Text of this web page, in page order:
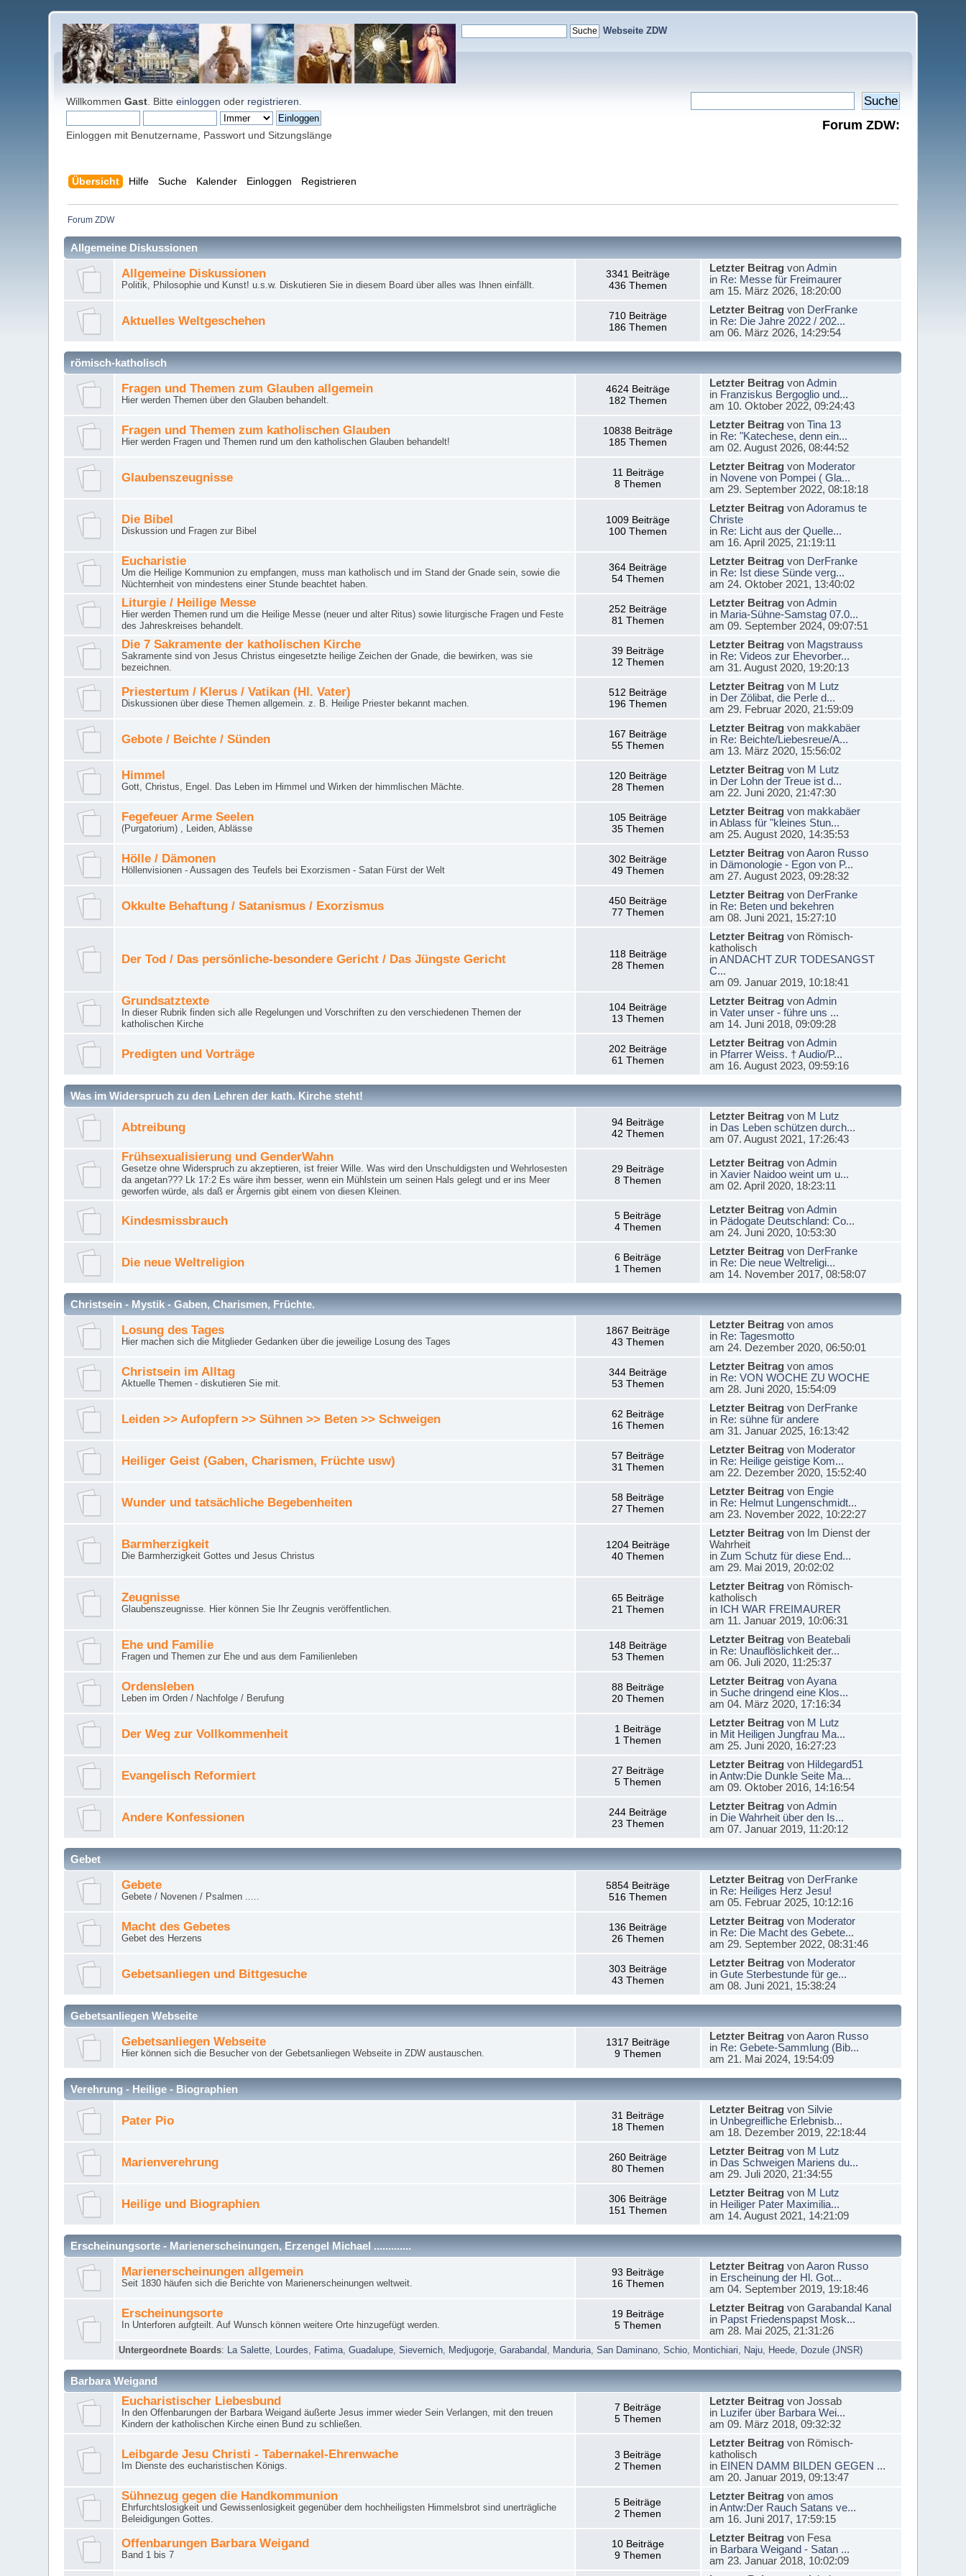
Webseite ZDW
WillkommenGast . Bitteeinloggen oder registrieren
Einloggen mit Benutzername, Passwort und Sitzungslänge
Forum ZDW:
Übersicht Hilfe Suche Kalender Einloggen Registrieren
Forum ZDW
Allgemeine Diskussionen
Allgemeine Diskussionen
Politik, Philosophie und Kunst! u.s.w. Diskutieren Sie in diesem Board über alles was Ihnen einfällt.
3341 Beiträge
436 Themen
Letzter BeitragvonAdmin
in Re: Messe für Freimaurer
am 15. März 2026, 18:20:00
Aktuelles Weltgeschehen
710 Beiträge
186 Themen
Letzter Beitragvon DerFranke
in Re: Die Jahre 2022 / 202...
am 06. März 2026, 14:29:54
römisch-katholisch
Fragen und Themen zum Glauben allgemein
Hier werden Themen über den Glauben behandelt.
4624 Beiträge
182 Themen
Letzter BeitragvonAdmin
in Franziskus Bergoglio und...
am 10. Oktober 2022, 09:24:43
Fragen und Themen zum katholischen Glauben
Hier werden Fragen und Themen rund um den katholischen Glauben behandelt!
10838 Beiträge
185 Themen
Letzter Beitragvon Tina 13
in Re: "Katechese, denn ein...
am 02. August 2026, 08:44:52
Glaubenszeugnisse
11 Beiträge
8 Themen
Letzter Beitragvon Moderator
in Novene von Pompei ( Gla...
am 29. September 2022, 08:18:18
Die Bibel
Diskussion und Fragen zur Bibel
1009 Beiträge
100 Themen
Letzter BeitragvonAdoramus te
Christe
in Re: Licht aus der Quelle...
am 16. April 2025, 21:19:11
Eucharistie
Um die Heilige Kommunion zu empfangen, muss man katholisch und im Stand der Gnade sein, sowie die
Nüchternheit von mindestens einer Stunde beachtet haben.
364 Beiträge
54 Themen
Letzter Beitragvon DerFranke
in Re: Ist diese Sünde verg...
am 24. Oktober 2021, 13:40:02
Liturgie / Heilige Messe
Hier werden Themen rund um die Heilige Messe (neuer und alter Ritus) sowie liturgische Fragen und Feste
des Jahreskreises behandelt.
252 Beiträge
81 Themen
Letzter BeitragvonAdmin
in Maria-Sühne-Samstag 07.0...
am 09. September 2024, 09:07:51
Die 7 Sakramente der katholischen Kirche
Sakramente sind von Jesus Christus eingesetzte heilige Zeichen der Gnade, die bewirken, was sie
bezeichnen.
39 Beiträge
12 Themen
Letzter Beitragvon Magstrauss
in Re: Videos zur Ehevorber...
am 31. August 2020, 19:20:13
Priestertum / Klerus / Vatikan (Hl. Vater)
Diskussionen über diese Themen allgemein. z. B. Heilige Priester bekannt machen.
512 Beiträge
196 Themen
Letzter Beitragvon M Lutz
in Der Zölibat, die Perle d...
am 29. Februar 2020, 21:59:09
Gebote / Beichte / Sünden
167 Beiträge
55 Themen
Letzter Beitragvon makkabäer
in Re: Beichte/Liebesreue/A...
am 13. März 2020, 15:56:02
Himmel
Gott, Christus, Engel. Das Leben im Himmel und Wirken der himmlischen Mächte.
120 Beiträge
28 Themen
Letzter Beitragvon M Lutz
in Der Lohn der Treue ist d...
am 22. Juni 2020, 21:47:30
Fegefeuer Arme Seelen
(Purgatorium) , Leiden, Ablässe
105 Beiträge
35 Themen
Letzter Beitragvon makkabäer
inAblass für "kleines Stun...
am 25. August 2020, 14:35:53
Hölle / Dämonen
Höllenvisionen - Aussagen des Teufels bei Exorzismen - Satan Fürst der Welt
302 Beiträge
49 Themen
Letzter BeitragvonAaron Russo
in Dämonologie - Egon von P...
am 27. August 2023, 09:28:32
Okkulte Behaftung / Satanismus / Exorzismus
450 Beiträge
77 Themen
Letzter Beitragvon DerFranke
in Re: Beten und bekehren
am 08. Juni 2021, 15:27:10
Der Tod / Das persönliche-besondere Gericht / Das Jüngste Gericht
118 Beiträge
28 Themen
Letzter Beitragvon Römisch-
katholisch
inANDACHT ZUR TODESANGST
C...
am 09. Januar 2019, 10:18:41
Grundsatztexte
In dieser Rubrik finden sich alle Regelungen und Vorschriften zu den verschiedenen Themen der
katholischen Kirche
104 Beiträge
13 Themen
Letzter BeitragvonAdmin
in Vater unser - führe uns ...
am 14. Juni 2018, 09:09:28
Predigten und Vorträge
202 Beiträge
61 Themen
Letzter BeitragvonAdmin
in Pfarrer Weiss. † Audio/P...
am 16. August 2023, 09:59:16
Was im Widerspruch zu den Lehren der kath. Kirche steht!
Abtreibung
94 Beiträge
42 Themen
Letzter Beitragvon M Lutz
in Das Leben schützen durch...
am 07. August 2021, 17:26:43
Frühsexualisierung und GenderWahn
Gesetze ohne Widerspruch zu akzeptieren, ist freier Wille. Was wird den Unschuldigsten und Wehrlosesten
da angetan??? Lk 17:2 Es wäre ihm besser, wenn ein Mühlstein um seinen Hals gelegt und er ins Meer
geworfen würde, als daß er Ärgernis gibt einem von diesen Kleinen.
29 Beiträge
8 Themen
Letzter BeitragvonAdmin
in Xavier Naidoo weint um u...
am 02. April 2020, 18:23:11
Kindesmissbrauch
5 Beiträge
4 Themen
Letzter BeitragvonAdmin
in Pädogate Deutschland: Co...
am 24. Juni 2020, 10:53:30
Die neue Weltreligion
6 Beiträge
1 Themen
Letzter Beitragvon DerFranke
in Re: Die neue Weltreligi...
am 14. November 2017, 08:58:07
Christsein - Mystik - Gaben, Charismen, Früchte.
Losung des Tages
Hier machen sich die Mitglieder Gedanken über die jeweilige Losung des Tages
1867 Beiträge
43 Themen
Letzter Beitragvon amos
in Re: Tagesmotto
am 24. Dezember 2020, 06:50:01
Christsein im Alltag
Aktuelle Themen - diskutieren Sie mit.
344 Beiträge
53 Themen
Letzter Beitragvon amos
in Re: VON WOCHE ZU WOCHE
am 28. Juni 2020, 15:54:09
Leiden >> Aufopfern >> Sühnen >> Beten >> Schweigen
62 Beiträge
16 Themen
Letzter Beitragvon DerFranke
in Re: sühne für andere
am 31. Januar 2025, 16:13:42
Heiliger Geist (Gaben, Charismen, Früchte usw)
57 Beiträge
31 Themen
Letzter Beitragvon Moderator
in Re: Heilige geistige Kom...
am 22. Dezember 2020, 15:52:40
Wunder und tatsächliche Begebenheiten
58 Beiträge
27 Themen
Letzter Beitragvon Engie
in Re: Helmut Lungenschmidt...
am 23. November 2022, 10:22:27
Barmherzigkeit
Die Barmherzigkeit Gottes und Jesus Christus
1204 Beiträge
40 Themen
Letzter Beitragvon Im Dienst der
Wahrheit
in Zum Schutz für diese End...
am 29. Mai 2019, 20:02:02
Zeugnisse
Glaubenszeugnisse. Hier können Sie Ihr Zeugnis veröffentlichen.
65 Beiträge
21 Themen
Letzter Beitragvon Römisch-
katholisch
in ICH WAR FREIMAURER
am 11. Januar 2019, 10:06:31
Ehe und Familie
Fragen und Themen zur Ehe und aus dem Familienleben
148 Beiträge
53 Themen
Letzter Beitragvon Beatebali
in Re: Unauflöslichkeit der...
am 06. Juli 2020, 11:25:37
Ordensleben
Leben im Orden / Nachfolge / Berufung
88 Beiträge
20 Themen
Letzter BeitragvonAyana
in Suche dringend eine Klos...
am 04. März 2020, 17:16:34
Der Weg zur Vollkommenheit
1 Beiträge
1 Themen
Letzter Beitragvon M Lutz
in Mit Heiligen Jungfrau Ma...
am 25. Juni 2020, 16:27:23
Evangelisch Reformiert
27 Beiträge
5 Themen
Letzter Beitragvon Hildegard51
inAntw:Die Dunkle Seite Ma...
am 09. Oktober 2016, 14:16:54
Andere Konfessionen
244 Beiträge
23 Themen
Letzter BeitragvonAdmin
in Die Wahrheit über den Is...
am 07. Januar 2019, 11:20:12
Gebet
Gebete
Gebete / Novenen / Psalmen .....
5854 Beiträge
516 Themen
Letzter Beitragvon DerFranke
in Re: Heiliges Herz Jesu!
am 05. Februar 2025, 10:12:16
Macht des Gebetes
Gebet des Herzens
136 Beiträge
26 Themen
Letzter Beitragvon Moderator
in Re: Die Macht des Gebete...
am 29. September 2022, 08:31:46
Gebetsanliegen und Bittgesuche
303 Beiträge
43 Themen
Letzter Beitragvon Moderator
in Gute Sterbestunde für ge...
am 08. Juni 2021, 15:38:24
Gebetsanliegen Webseite
Gebetsanliegen Webseite
Hier können sich die Besucher von der Gebetsanliegen Webseite in ZDW austauschen.
1317 Beiträge
9 Themen
Letzter BeitragvonAaron Russo
in Re: Gebete-Sammlung (Bib...
am 21. Mai 2024, 19:54:09
Verehrung - Heilige - Biographien
Pater Pio
31 Beiträge
18 Themen
Letzter Beitragvon Silvie
in Unbegreifliche Erlebnisb...
am 18. Dezember 2019, 22:18:44
Marienverehrung
260 Beiträge
80 Themen
Letzter Beitragvon M Lutz
in Das Schweigen Mariens du...
am 29. Juli 2020, 21:34:55
Heilige und Biographien
306 Beiträge
151 Themen
Letzter Beitragvon M Lutz
in Heiliger Pater Maximilia...
am 14. August 2021, 14:21:09
Erscheinungsorte - Marienerscheinungen, Erzengel Michael .............
Marienerscheinungen allgemein
Seit 1830 häufen sich die Berichte von Marienerscheinungen weltweit.
93 Beiträge
16 Themen
Letzter BeitragvonAaron Russo
in Erscheinung der Hl. Got...
am 04. September 2019, 19:18:46
Erscheinungsorte
In Unterforen aufgteilt. Auf Wunsch können weitere Orte hinzugefügt werden.
19 Beiträge
5 Themen
Letzter Beitragvon Garabandal Kanal
in Papst Friedenspapst Mosk...
am 28. Mai 2025, 21:31:26
Untergeordnete Boards: La Salette Lourdes Fatima ,Guadalupe ,Sievernich Medjugorje ,Garabandal Manduria ,San Daminano ,Schio Montichiari Naju Heede Dozule (JNSR)
Barbara Weigand
Eucharistischer Liebesbund
In den Offenbarungen der Barbara Weigand äußerte Jesus immer wieder Sein Verlangen, mit den treuen
Kindern der katholischen Kirche einen Bund zu schließen.
7 Beiträge
5 Themen
Letzter Beitragvon Jossab
in Luzifer über Barbara Wei...
am 09. März 2018, 09:32:32
Leibgarde Jesu Christi - Tabernakel-Ehrenwache
Im Dienste des eucharistischen Königs.
3 Beiträge
2 Themen
Letzter Beitragvon Römisch-
katholisch
in EINEN DAMM BILDEN GEGEN ...
am 20. Januar 2019, 09:13:47
Sühnezug gegen die Handkommunion
Ehrfurchtslosigkeit und Gewissenlosigkeit gegenüber dem hochheiligsten Himmelsbrot sind unerträgliche
Beleidigungen Gottes.
5 Beiträge
2 Themen
Letzter Beitragvon amos
inAntw:Der Rauch Satans ve...
am 16. Juni 2017, 17:59:15
Offenbarungen Barbara Weigand
Band 1 bis 7
10 Beiträge
9 Themen
Letzter Beitragvon Fesa
in Barbara Weigand - Satan ...
am 23. Januar 2018, 10:02:09